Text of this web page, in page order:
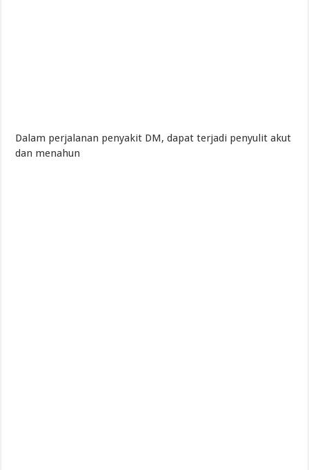
Dalam perjalanan penyakit DM, dapat terjadi penyulit akut
dan menahun